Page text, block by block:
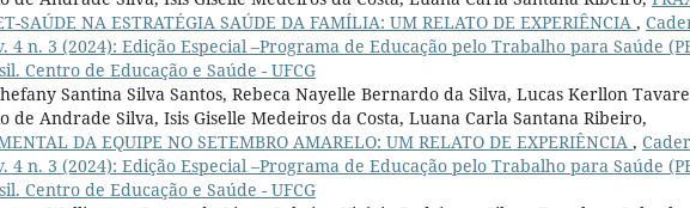
SAÚDE NA ESTRATÉGIA SAÚDE DA FAMÍLIA: UM RELATO DE EXPERIÊNCIA ,
4 n. 3 (2024): Edição Especial –Programa de Educação pelo Trabalho para Saúde
Centro de Educação e Saúde - UFCG
Santina Silva Santos, Rebeca Nayelle Bernardo da Silva, Lucas Kerllon
de Andrade Silva, Isis Giselle Medeiros da Costa, Luana Carla Santana Ribeiro,
DA EQUIPE NO SETEMBRO AMARELO: UM RELATO DE EXPERIÊNCIA ,
4 n. 3 (2024): Edição Especial –Programa de Educação pelo Trabalho para Saúde
Centro de Educação e Saúde - UFCG